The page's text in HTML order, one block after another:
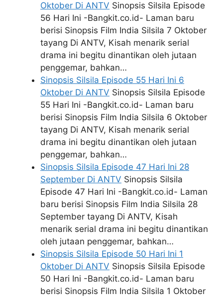
Oktober Di ANTV Sinopsis Silsila Episode
56 Hari Ini -Bangkit.co.id- Laman baru
berisi Sinopsis Film India Silsila 7 Oktober
tayang Di ANTV, Kisah menarik serial
drama ini begitu dinantikan oleh jutaan
penggemar, bahkan…
Sinopsis Silsila Episode 55 Hari Ini 6
Oktober Di ANTV Sinopsis Silsila Episode
55 Hari Ini -Bangkit.co.id- Laman baru
berisi Sinopsis Film India Silsila 6 Oktober
tayang Di ANTV, Kisah menarik serial
drama ini begitu dinantikan oleh jutaan
penggemar, bahkan…
Sinopsis Silsila Episode 47 Hari Ini 28
September Di ANTV Sinopsis Silsila
Episode 47 Hari Ini -Bangkit.co.id- Laman
baru berisi Sinopsis Film India Silsila 28
September tayang Di ANTV, Kisah
menarik serial drama ini begitu dinantikan
oleh jutaan penggemar, bahkan…
Sinopsis Silsila Episode 50 Hari Ini 1
Oktober Di ANTV Sinopsis Silsila Episode
50 Hari Ini -Bangkit.co.id- Laman baru
berisi Sinopsis Film India Silsila 1 Oktober